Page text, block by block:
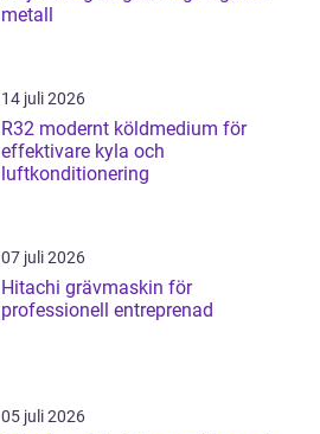
metall
14 juli 2026
R32 modernt köldmedium för
effektivare kyla och
luftkonditionering
07 juli 2026
Hitachi grävmaskin för
professionell entreprenad
05 juli 2026